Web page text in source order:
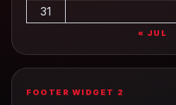
31
« JUL
FOOTER WIDGET 2